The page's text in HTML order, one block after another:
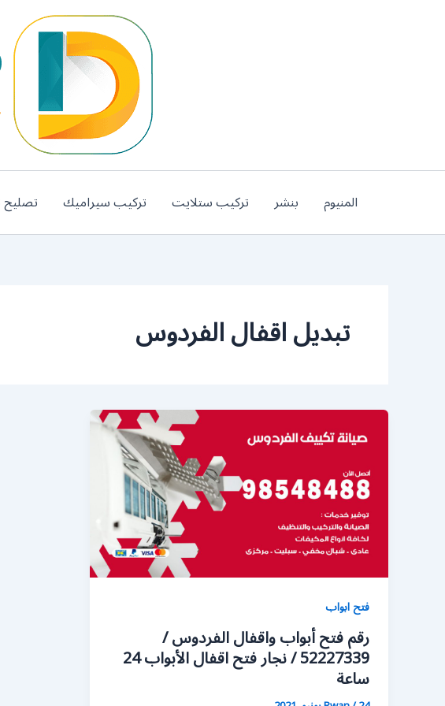
المنيوم بنشر تركيب ستلايت تركيب سيراميك
تبديل اقفال الفردوس
فتح ابواب
رقم فتح أبواب واقفال الفردوس /
52227339 / نجار فتح اقفال الأبواب 24
ساعة